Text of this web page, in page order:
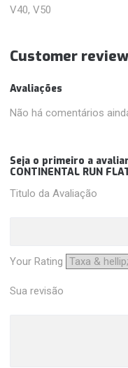
V40, V50
Customer
Avaliações
Não há comentários
Seja o primeiro a
CONTINENTAL RUN
Titulo da Avaliação
Your Rating
Sua revisão